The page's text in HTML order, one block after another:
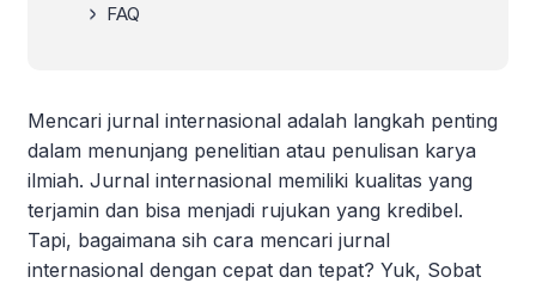
FAQ
Mencari jurnal internasional adalah langkah penting
dalam menunjang penelitian atau penulisan karya
ilmiah. Jurnal internasional memiliki kualitas yang
terjamin dan bisa menjadi rujukan yang kredibel.
Tapi, bagaimana sih cara mencari jurnal
internasional dengan cepat dan tepat? Yuk, Sobat